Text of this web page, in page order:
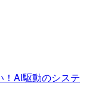
！AI駆動のシステ